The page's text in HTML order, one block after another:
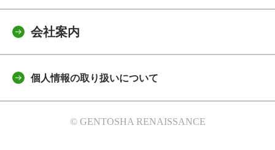
会社案内
個人情報の取り扱いについて
© GENTOSHA RENAISSANCE